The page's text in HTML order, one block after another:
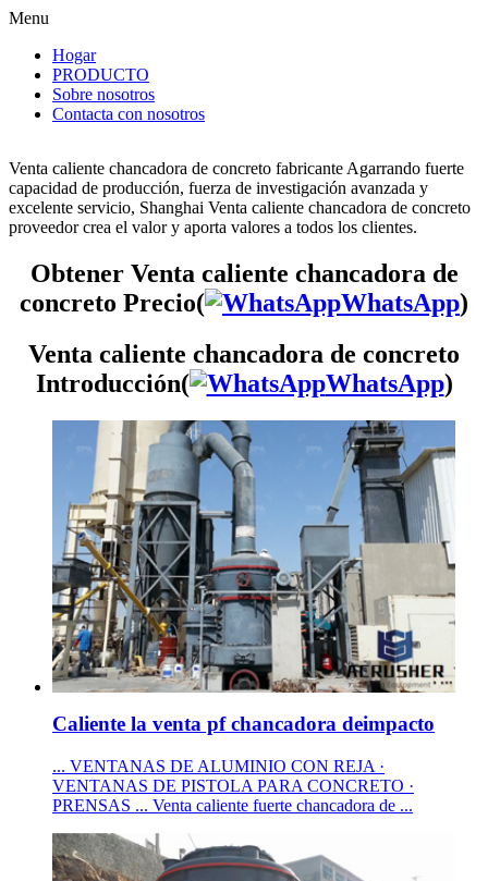
Menu
Hogar
PRODUCTO
Sobre nosotros
Contacta con nosotros
Venta caliente chancadora de concreto fabricante Agarrando fuerte
capacidad de producción, fuerza de investigación avanzada y
excelente servicio, Shanghai Venta caliente chancadora de concreto
proveedor crea el valor y aporta valores a todos los clientes.
Obtener Venta caliente chancadora de
concreto Precio(
WhatsApp)
Venta caliente chancadora de concreto
Introducción(
WhatsApp)
Caliente la venta pf chancadora deimpacto
... VENTANAS DE ALUMINIO CON REJA ·
VENTANAS DE PISTOLA PARA CONCRETO ·
PRENSAS ... Venta caliente fuerte chancadora de ...